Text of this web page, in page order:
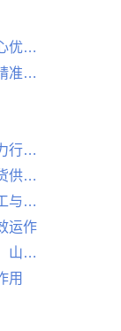
液体灌装机械如何分类？液体灌装机核心优势解析
高效自动化消毒液灌装机的自流灌装与精准控制技术
精准计量赋能生产！东泰液体灌装机助力行业精细化灌装升级
抗击疫情，东泰消毒液灌装机产量高现货供应 !
大桶液体灌装机深度技术选型指南：化工与食品流体包装的工程化决策手册
运作
齿轮泵灌装机与磁力泵灌装机核心区别，山东东泰机械为您详解
用